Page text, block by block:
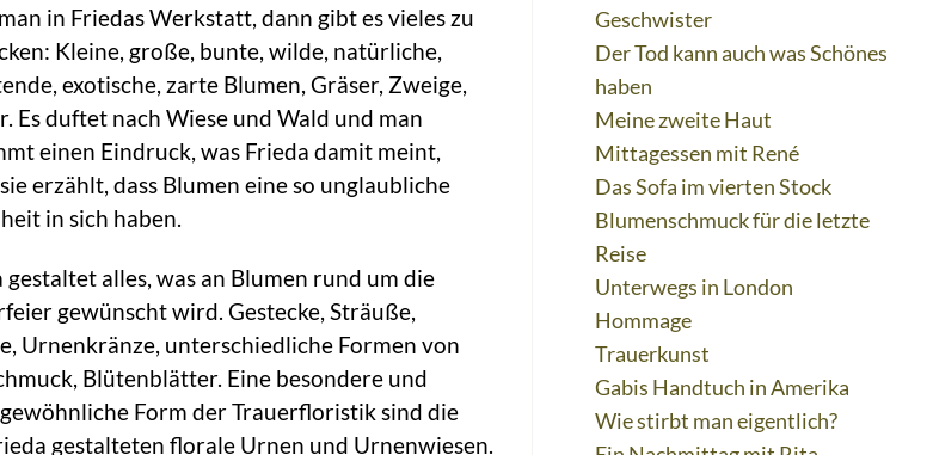
in Friedas Werkstatt, dann gibt es vieles zu
Kleine, große, bunte, wilde, natürliche,
exotische, zarte Blumen, Gräser, Zweige,
Es duftet nach Wiese und Wald und man
einen Eindruck, was Frieda damit meint,
erzählt, dass Blumen eine so unglaubliche
in sich haben.
gestaltet alles, was an Blumen rund um die
gewünscht wird. Gestecke, Sträuße,
Urnenkränze, unterschiedliche Formen von
Blütenblätter. Eine besondere und
Form der Trauerfloristik sind die
gestalteten florale Urnen und Urnenwiesen.
Geschwister
Der Tod kann auch was Schönes
haben
Meine zweite Haut
Mittagessen mit René
Das Sofa im vierten Stock
Blumenschmuck für die letzte
Reise
Unterwegs in London
Hommage
Trauerkunst
Gabis Handtuch in Amerika
Wie stirbt man eigentlich?